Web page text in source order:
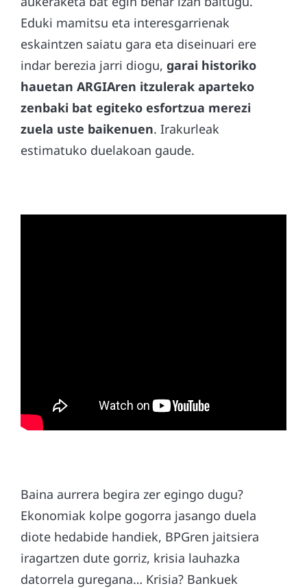
Eduki mamitsu eta interesgarrienak
eskaintzen saiatu gara eta diseinuari ere
indar berezia jarri diogu, garai historiko
hauetan ARGIAren itzulerak aparteko
zenbaki bat egiteko esfortzua merezi
zuela uste baikenuen. Irakurleak
estimatuko duelakoan gaude.
Baina aurrera begira zer egingo dugu?
Ekonomiak kolpe gogorra jasango duela
diote hedabide handiek, BPGren jaitsiera
iragartzen dute gorriz, krisia lauhazka
datorrela guregana… Krisia? Bankuek